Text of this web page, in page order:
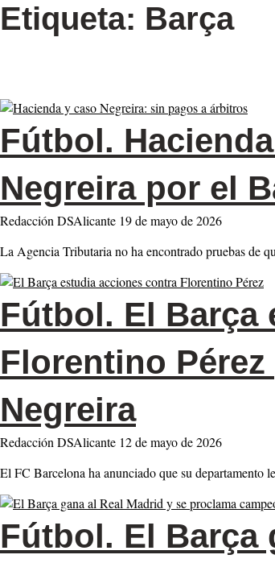
Etiqueta: Barça
Fútbol.
Negreira por el
Redacción DSAlicante 19 de mayo de 2026
La Agencia Tributaria no ha encontrado pruebas de
Fútbol. El Barça
Florentino
Negreira
Redacción DSAlicante 12 de mayo de 2026
El FC Barcelona ha anunciado que su departamento
Fútbol. El Barça